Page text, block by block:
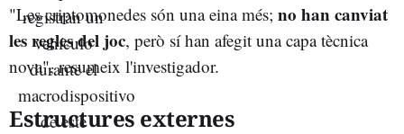
"Les criptomonedes són una eina més; no han canviat
les regles del joc, però sí han afegit una capa tècnica
nova", resumeix l'investigador.
Estructures externes